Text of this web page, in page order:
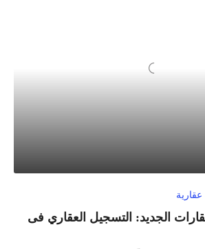
الجديد: التسجيل العقاري فى